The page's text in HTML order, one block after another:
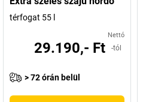
térfogat 55 l
Nettó
29.190,- Ft -tól
> 72 órán belül